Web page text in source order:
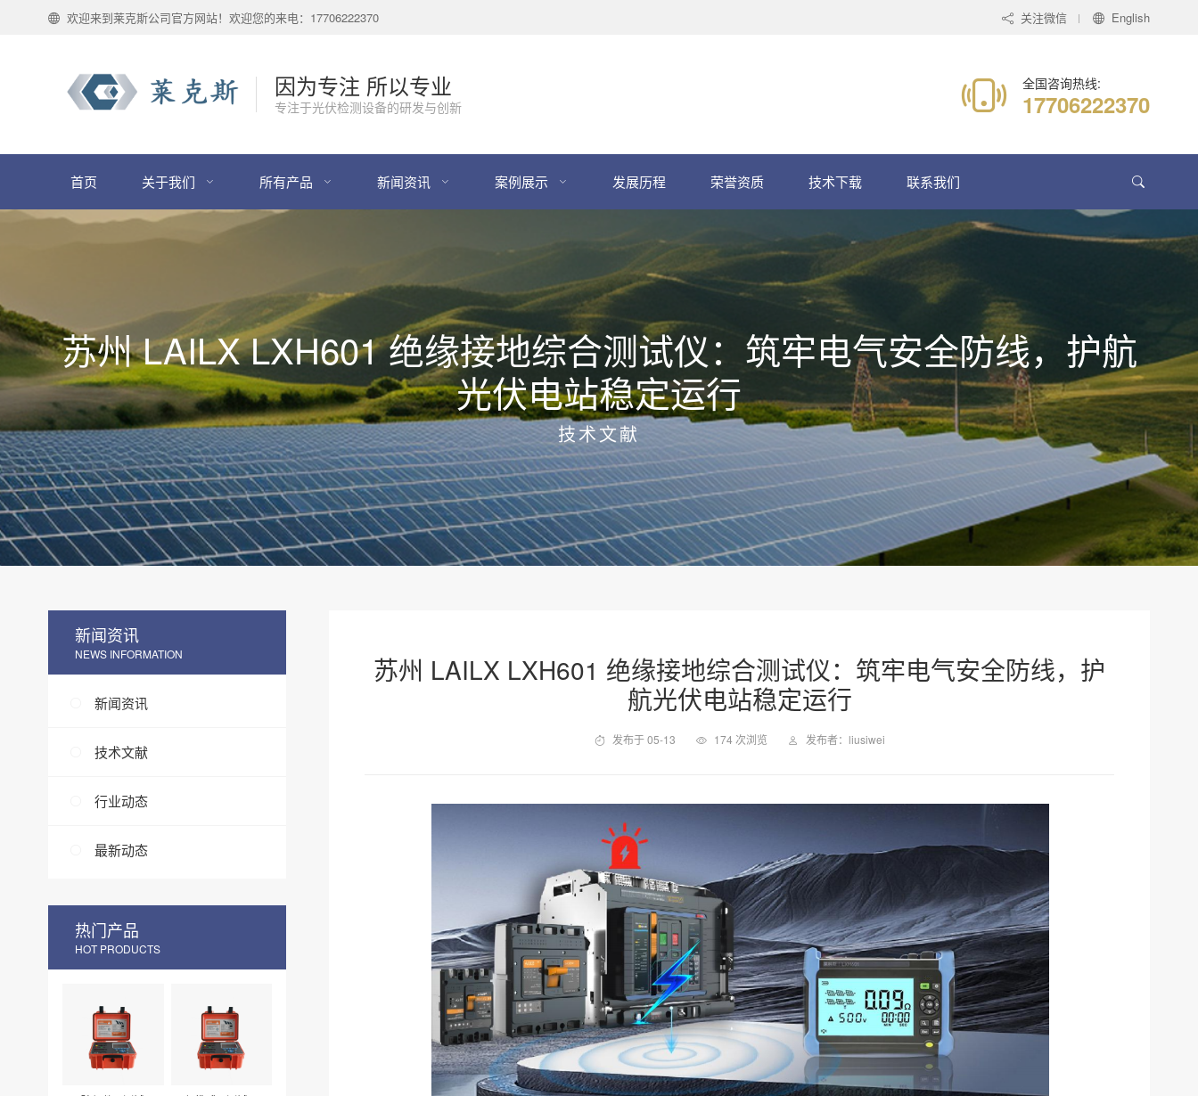
欢迎来到莱克斯公司官方网站！欢迎您的来电：17706222370 关注微信 English
因为专注 所以专业
专注于光伏检测设备的研发与创新
全国咨询热线:
17706222370
首页 关于我们 所有产品 新闻资讯 案例展示 发展历程 荣誉资质 技术下载 联系我们
苏州 LAILX LXH601 绝缘接地综合测试仪：筑牢电气安全防线，护航
光伏电站稳定运行
技术文献
新闻资讯
NEWS INFORMATION
新闻资讯
技术文献
行业动态
最新动态
热门产品
HOT PRODUCTS
苏州 LAILX LXH601 绝缘接地综合测试仪：筑牢电气安全防线，护
航光伏电站稳定运行
发布于 05-13 174 次浏览 发布者：liusiwei